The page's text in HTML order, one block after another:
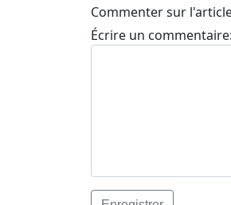
Commenter sur
Écrire un commentaire: